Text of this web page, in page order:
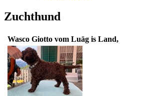
Zuchthund
Wasco Giotto vom Luäg is Land,